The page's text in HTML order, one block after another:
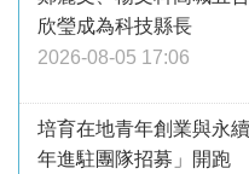
欣瑩成為科技縣長
2026-08-05 17:06
培育在地青年創業與永
年進駐團隊招募」開跑